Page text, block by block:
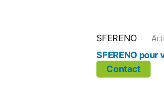
SFERENO
SFERENO pour
Contact